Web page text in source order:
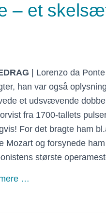
– et
| Lorenzo da
han var også
et udsvævende
fra 1700-tallets
For det bragte ham
Mozart og forsynede
største
…